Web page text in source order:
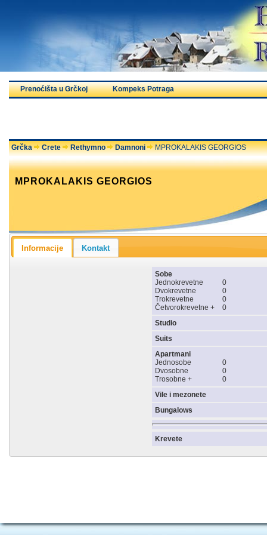
Prenoćišta u Grčkoj Kompeks Potraga
Grčka Crete Rethymno Damnoni MPROKALAKIS GEORGIOS
MPROKALAKIS GEORGIOS
Informacije Kontakt
Sobe
Jednokrevetne
0
Dvokrevetne
0
Trokrevetne
0
Četvorokrevetne +
0
Studio
Suits
Apartmani
Jednosobe
0
Dvosobne
0
Trosobne +
0
Vile i mezonete
Bungalows
Krevete